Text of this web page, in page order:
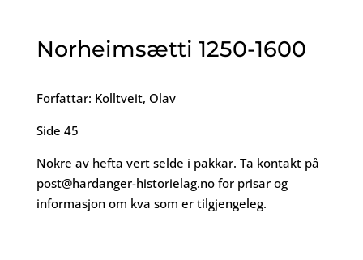
Norheimsætti 1250-1600
Forfattar: Kolltveit, Olav
Side 45
Nokre av hefta vert selde i pakkar. Ta kontakt på
post@hardanger-historielag.nofor prisar og
informasjon om kva som er tilgjengeleg.